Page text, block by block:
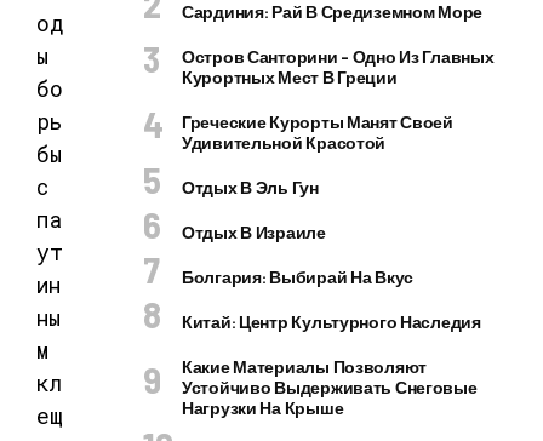
Сардиния: Рай В Средиземном Море
Остров Санторини – Одно Из Главных
Курортных Мест В Греции
Греческие Курорты Манят Своей
Удивительной Красотой
Отдых В Эль Гун
Отдых В Израиле
Болгария: Выбирай На Вкус
Китай: Центр Культурного Наследия
Какие Материалы Позволяют
Устойчиво Выдерживать Снеговые
Нагрузки На Крыше